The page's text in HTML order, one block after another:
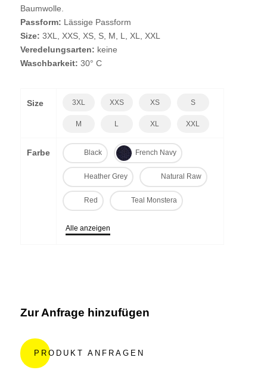
Baumwolle.
Passform: Lässige Passform
Size: 3XL, XXS, XS, S, M, L, XL, XXL
Veredelungsarten: keine
Waschbarkeit: 30° C
Size 3XL XXS XS S
M L XL XXL
Farbe Black French Navy
Heather Grey Natural Raw
Red Teal Monstera
Alle anzeigen
Zur Anfrage hinzufügen
t
e
PRODUKT ANFRAGEN